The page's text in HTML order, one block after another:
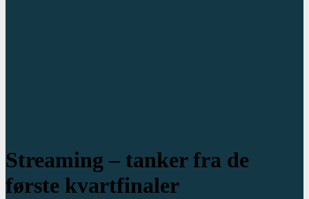
Streaming – tanker fra de
første kvartfinaler